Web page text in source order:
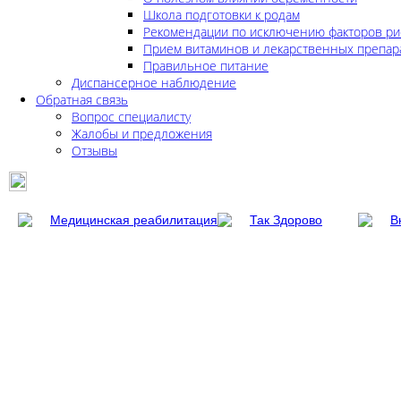
Школа подготовки к родам
Рекомендации по исключению факторов
Прием витаминов и лекарственных
Правильное питание
Диспансерное наблюдение
Обратная связь
Вопрос специалисту
Жалобы и предложения
Отзывы